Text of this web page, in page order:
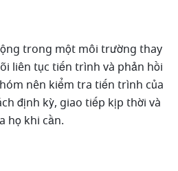
trong một môi trường thay
liên tục tiến trình và phản hồi
nên kiểm tra tiến trình của
định kỳ, giao tiếp kịp thời và
họ khi cần.